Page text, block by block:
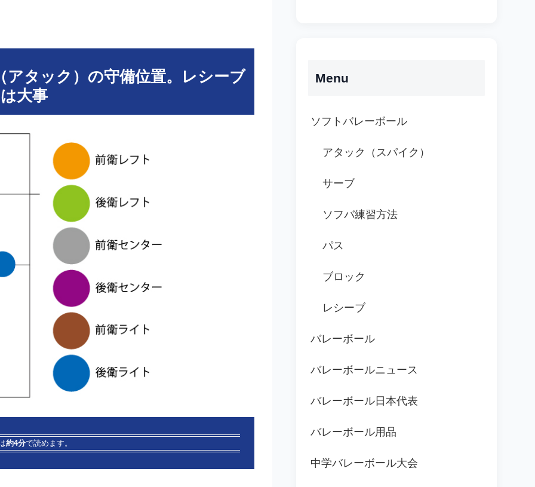
タック）の守備位置。レシーブ
大事
約4分で読めます。
Menu
ソフトバレーボール
アタック（スパイク）
サーブ
ソフバ練習方法
パス
ブロック
レシーブ
バレーボール
バレーボールニュース
バレーボール日本代表
バレーボール用品
中学バレーボール大会